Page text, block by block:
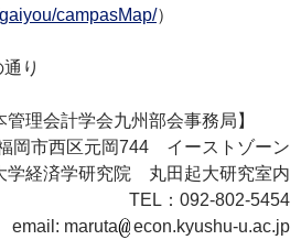
campasMap/）
り
管理会計学会九州部会事務局】
岡市西区元岡744 イーストゾーン
学経済学研究院 丸田起大研究室内
TEL：092-802-5454
email: maruta
econ.kyushu-u.ac.jp